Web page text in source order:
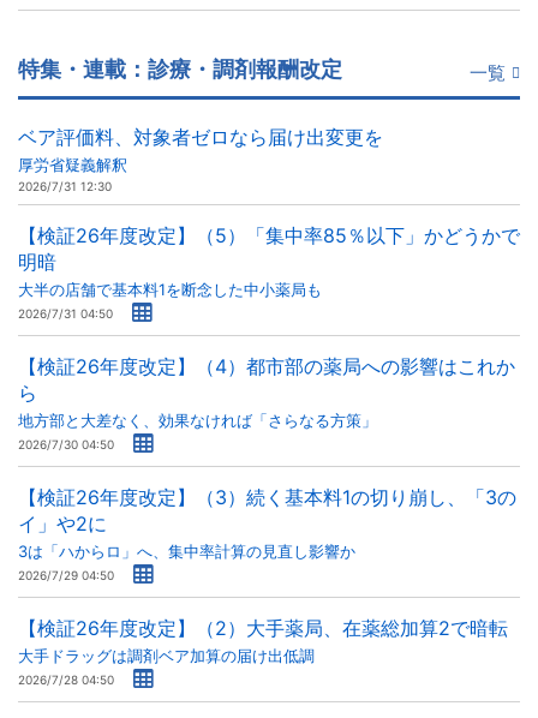
特集・連載：診療・調剤報酬改定 一覧
ベア評価料、対象者ゼロなら届け出変更を
厚労省疑義解釈
2026/7/31 12:30
【検証26年度改定】（5）「集中率85％以下」かどうかで
明暗
大半の店舗で基本料1を断念した中小薬局も
2026/7/31 04:50
【検証26年度改定】（4）都市部の薬局への影響はこれか
ら
地方部と大差なく、効果なければ「さらなる方策」
2026/7/30 04:50
【検証26年度改定】（3）続く基本料1の切り崩し、「3の
イ」や2に
3は「ハからロ」へ、集中率計算の見直し影響か
2026/7/29 04:50
【検証26年度改定】（2）大手薬局、在薬総加算2で暗転
大手ドラッグは調剤ベア加算の届け出低調
2026/7/28 04:50